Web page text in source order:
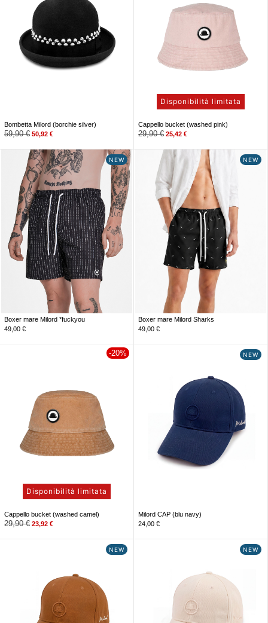
Bombetta Milord (borchie silver)
59,90€ 50,92 €
Disponibilità limitata
Cappello bucket (washed pink)
29,90€ 25,42 €
NEW
Boxer mare Milord *fuckyou
49,00 €
NEW
Boxer mare Milord Sharks
49,00 €
-20%
Disponibilità limitata
Cappello bucket (washed camel)
29,90€ 23,92 €
NEW
Milord CAP (blu navy)
24,00 €
NEW NEW